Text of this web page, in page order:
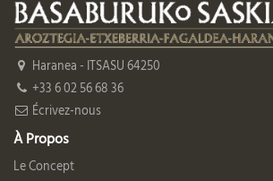
Haranea - ITSASU 64250
+33 6 02 56 68 36
Écrivez-nous
À Propos
Le Concept